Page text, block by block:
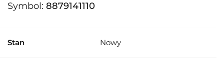
Symbol: 8879141110
Stan Nowy